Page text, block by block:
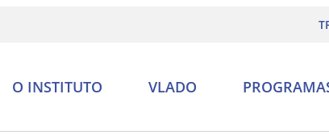
O INSTITUTO VLADO